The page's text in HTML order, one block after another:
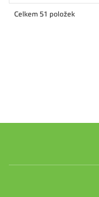
Celkem 51 položek